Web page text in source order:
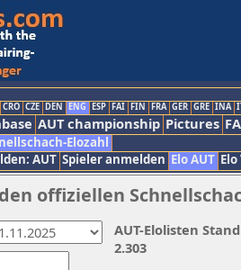
CRO CZE DEN ENG ESP FAI FIN FRA GER GRE INA
AUT championship Pictures
Elozahl
AUT Spieler anmelden Elo AUT
offiziellen
AUT-Elolisten
2.303